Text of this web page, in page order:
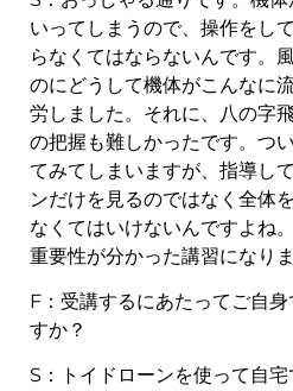
いってしまうので、操作をし
らなくてはならないんです。
のにどうして機体がこんなに
労しました。それに、八の字
の把握も難しかったです。つ
てみてしまいますが、指導し
ンだけを見るのではなく全体
なくてはいけないんですよね
重要性が分かった講習になりま
F：受講するにあたってご自
すか？
S：トイドローンを使って自